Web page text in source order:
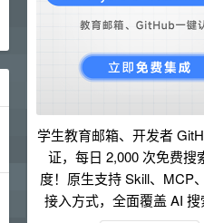
学生教育邮箱、开发者
证，每日 2,000 次免费搜
度！原生支持 Skill、MCP
接入方式，全面覆盖 AI 搜